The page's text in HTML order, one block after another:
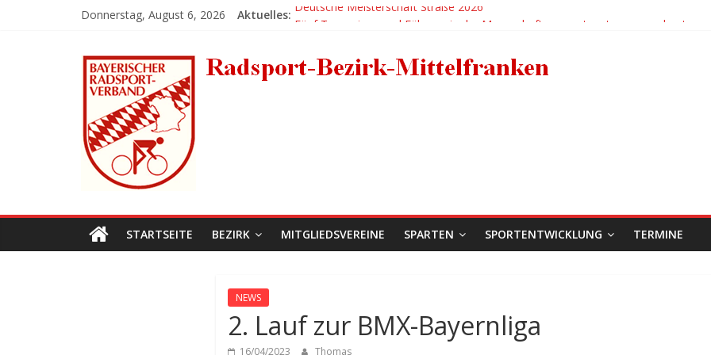
Donnerstag, August 6, 2026 Aktuelles: Deutsche Meisterschaft Straße 2026
Platz 1 für Anja Bertleff
Radsport-
Bezirk-
Mittelfranken
STARTSEITE BEZIRK MITGLIEDSVEREINE SPARTEN SPORTENTWICKLUNG TERMINE
NEWS
2. Lauf zur BMX-Bayernliga
16/04/2023 Thomas